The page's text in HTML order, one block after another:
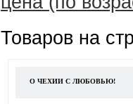
Товаров на
О ЧЕХИИ С ЛЮБОВЬЮ!